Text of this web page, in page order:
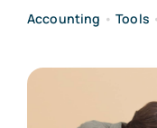
Accounting •Tools